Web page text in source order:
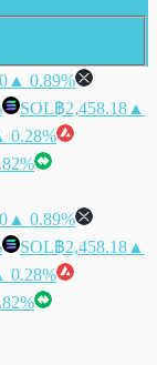
▲ 0.89%
SOL฿2,458.18 ▲
0.28%
▲ 0.89%
SOL฿2,458.18 ▲
0.28%